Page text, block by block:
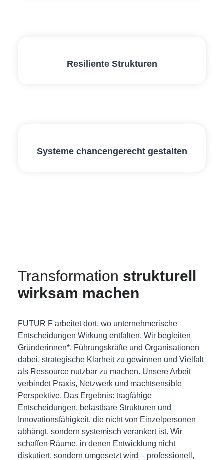
Resiliente Strukturen
Systeme chancengerecht gestalten
Transformation strukturell
wirksam machen
FUTUR F arbeitet dort, wo unternehmerische
Entscheidungen Wirkung entfalten. Wir begleiten
Gründerinnen*, Führungskräfte und Organisationen
dabei, strategische Klarheit zu gewinnen und Vielfalt
als Ressource nutzbar zu machen. Unsere Arbeit
verbindet Praxis, Netzwerk und machtsensible
Perspektive. Das Ergebnis: tragfähige
Entscheidungen, belastbare Strukturen und
Innovationsfähigkeit, die nicht von Einzelpersonen
abhängt, sondern systemisch verankert ist. Wir
schaffen Räume, in denen Entwicklung nicht
diskutiert, sondern umgesetzt wird – professionell,